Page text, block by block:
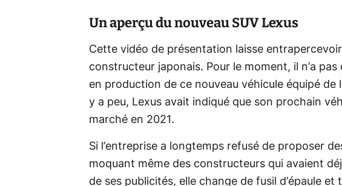
Un aperçu du nouveau SUV Lexus
Cette vidéo de présentation laisse
constructeur japonais. Pour le moment, il n’a
en production de ce nouveau véhicule équipé de
y a peu, Lexus avait indiqué que son prochain
marché en 2021.
Si l’entreprise a longtemps refusé de proposer
moquant même des constructeurs qui avaient
de ses publicités, elle change de fusil d’épaule